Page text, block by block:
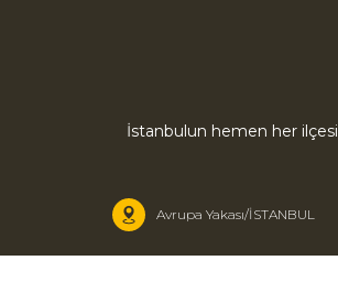
İstanbulun hemen her
Avrupa Yakası/İSTANBUL